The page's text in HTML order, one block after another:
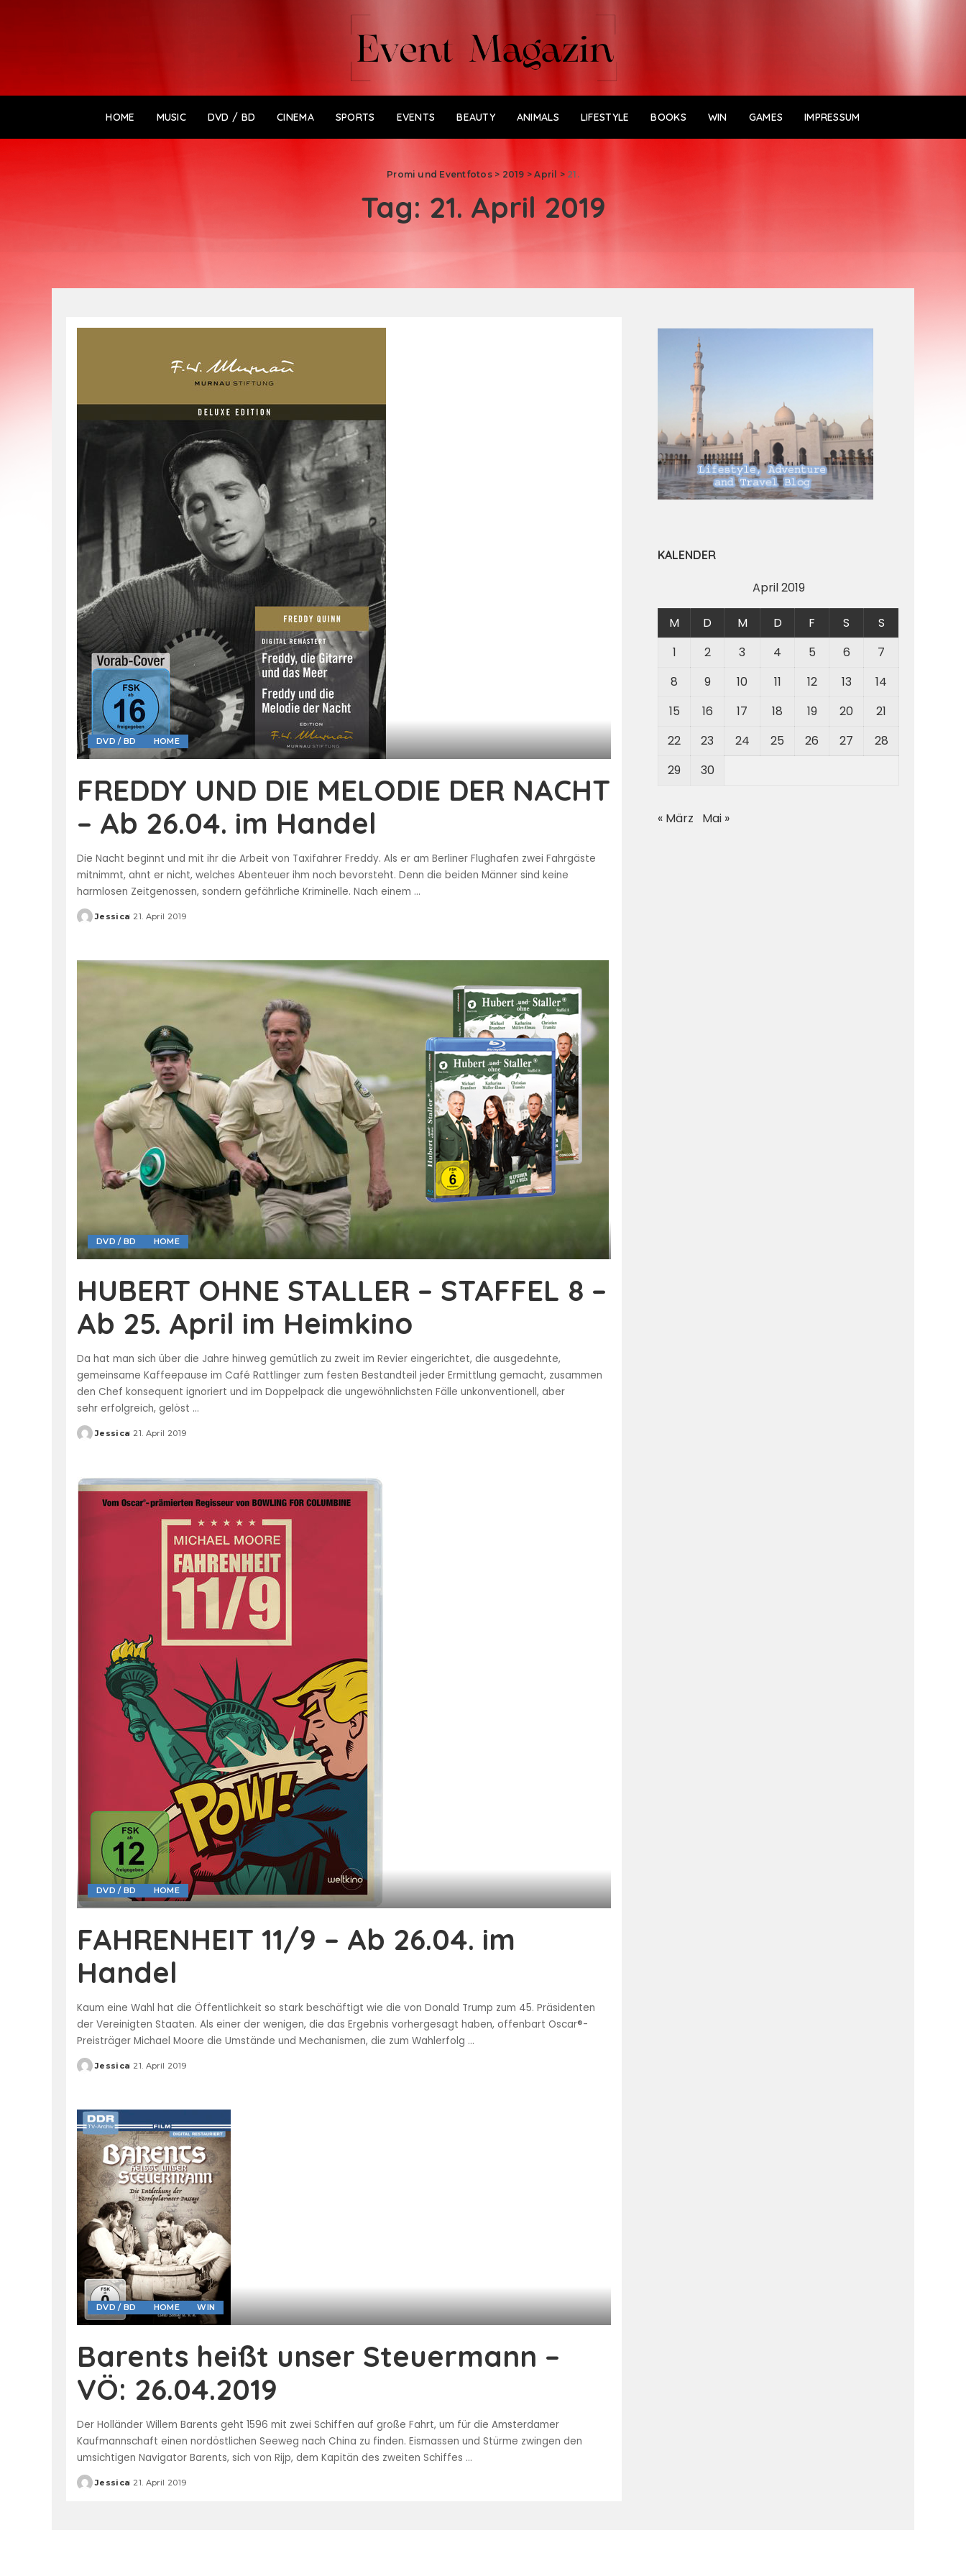
HOME MUSIC DVD / BD CINEMA SPORTS EVENTS BEAUTY ANIMALS LIFESTYLE BOOKS WIN GAMES IMPRESSUM
Promi und Eventfotos> 2019 >April > 21.
Tag: 21. April 2019
DVD / BD HOME
FREDDY UND DIE MELODIE DER NACHT
– Ab 26.04. im Handel
Die Nacht beginnt und mit ihr die Arbeit von Taxifahrer Freddy. Als er am Berliner Flughafen zwei Fahrgäste
mitnimmt, ahnt er nicht, welches Abenteuer ihm noch bevorsteht. Denn die beiden Männer sind keine
harmlosen Zeitgenossen, sondern gefährliche Kriminelle. Nach einem ...
Posted
Jessica 21. April 2019
DVD / BD HOME
HUBERT OHNE STALLER – STAFFEL 8 –
Ab 25. April im Heimkino
Da hat man sich über die Jahre hinweg gemütlich zu zweit im Revier eingerichtet, die ausgedehnte,
gemeinsame Kaffeepause im Café Rattlinger zum festen Bestandteil jeder Ermittlung gemacht, zusammen
den Chef konsequent ignoriert und im Doppelpack die ungewöhnlichsten Fälle unkonventionell, aber
sehr erfolgreich, gelöst ...
Posted
Jessica 21. April 2019
DVD / BD HOME
FAHRENHEIT 11/9 – Ab 26.04. im
Handel
Kaum eine Wahl hat die Öffentlichkeit so stark beschäftigt wie die von Donald Trump zum 45. Präsidenten
der Vereinigten Staaten. Als einer der wenigen, die das Ergebnis vorhergesagt haben, offenbart Oscar®-
Preisträger Michael Moore die Umstände und Mechanismen, die zum Wahlerfolg ...
Posted
Jessica 21. April 2019
DVD / BD HOME WIN
Barents heißt unser Steuermann –
VÖ: 26.04.2019
Der Holländer Willem Barents geht 1596 mit zwei Schiffen auf große Fahrt, um für die Amsterdamer
Kaufmannschaft einen nordöstlichen Seeweg nach China zu finden. Eismassen und Stürme zwingen den
umsichtigen Navigator Barents, sich von Rijp, dem Kapitän des zweiten Schiffes ...
Posted
Jessica 21. April 2019
KALENDER
April 2019
M D M D F S
S
1
2 3 4 5 6
7
8
9 10 11 12 13
14
15
16 17 18 19 20
21
22
23 24 25 26 27
28
29
30
« März Mai »